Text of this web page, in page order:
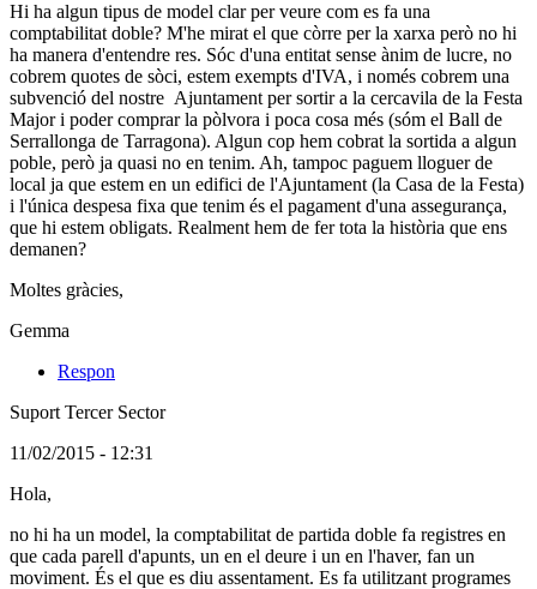
registrat)
Hi ha algun tipus de model clar per veure com es fa una
comptabilitat doble? M'he mirat el que còrre per la xarxa però no hi
ha manera d'entendre res. Sóc d'una entitat sense ànim de lucre, no
cobrem quotes de sòci, estem exempts d'IVA, i només cobrem una
subvenció del nostre Ajuntament per sortir a la cercavila de la Festa
Major i poder comprar la pòlvora i poca cosa més (sóm el Ball de
Serrallonga de Tarragona). Algun cop hem cobrat la sortida a algun
poble, però ja quasi no en tenim. Ah, tampoc paguem lloguer de
local ja que estem en un edifici de l'Ajuntament (la Casa de la Festa)
i l'única despesa fixa que tenim és el pagament d'una assegurança,
que hi estem obligats. Realment hem de fer tota la història que ens
demanen?
Moltes gràcies,
Gemma
Respon
Suport Tercer Sector
(Usuari
11/02/2015 - 12:31
Comentari
resposta
al
comentari:
Hola,
no hi ha un model, la comptabilitat de partida doble fa registres en
que cada parell d'apunts, un en el deure i un en l'haver, fan un
moviment. És el que es diu assentament. Es fa utilitzant programes